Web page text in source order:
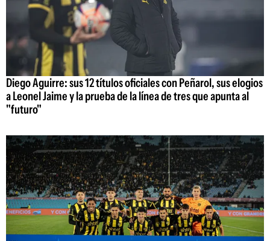
Diego Aguirre: sus 12 títulos oficiales con Peñarol, sus elogios
a Leonel Jaime y la prueba de la línea de tres que apunta al
"futuro"